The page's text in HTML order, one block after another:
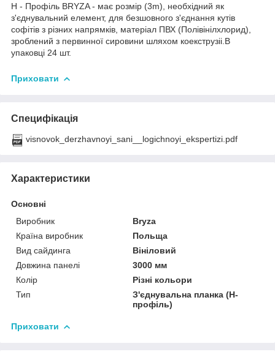
H - Профіль BRYZA - має розмір (3m), необхідний як
з'єднувальний елемент, для безшовного з'єднання кутів
софітів з різних напрямків, матеріал ПВХ (Полівінілхлорид),
зроблений з первинної сировини шляхом коекструзіі.В
упаковці 24 шт.
Приховати
Специфікація
visnovok_derzhavnoyi_sani__logichnoyi_ekspertizi.pdf
Характеристики
Основні
Виробник
Bryza
Країна виробник
Польща
Вид сайдинга
Вініловий
Довжина панелі
3000 мм
Колір
Різні кольори
Тип
З'єднувальна планка (H-
профіль)
Приховати